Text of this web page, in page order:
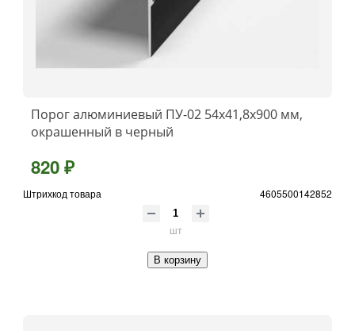
Порог алюминиевый ПУ-02 54x41,8x900 мм,
окрашенный в черный
820 ₽
Штрихкод товара 4605500142852
шт
В корзину